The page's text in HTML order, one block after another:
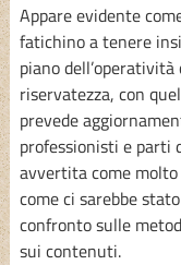
Appare evidente
fatichino a tenere
piano
riservatezza, con
prevede
professionisti e parti
avvertita come
come ci sarebbe
confronto sulle
sui contenuti.